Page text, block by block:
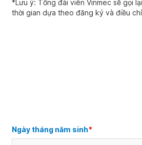
*Lưu ý: Tổng đài viên Vinmec sẽ gọi
thời gian dựa theo đăng ký và điều
Ngày tháng năm sinh*